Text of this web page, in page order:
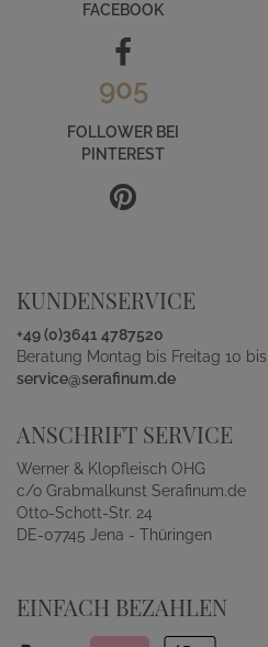
FACEBOOK
905
FOLLOWER BEI
PINTEREST
KUNDENSERVICE
+49 (0)3641 4787520
Beratung Montag bis Freitag 10
service@serafinum.de
ANSCHRIFT SERVICE
Werner & Klopfleisch OHG
c/o Grabmalkunst Serafinum.de
Otto-Schott-Str. 24
DE-07745 Jena - Thüringen
EINFACH BEZAHLEN